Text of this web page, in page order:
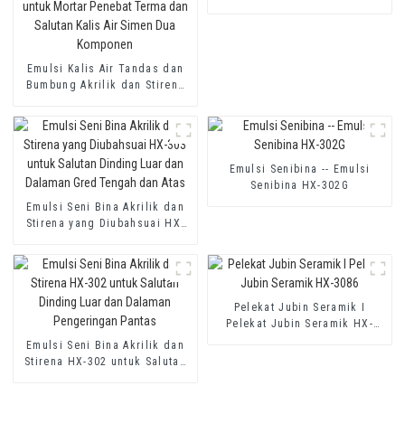
Emulsi Kalis Air Tandas dan
Bumbung Akrilik dan Stirena
Terma dan Salutan Kalis Air
Simen Dua Komponen
Emulsi Seni Bina Akrilik dan
Stirena yang Diubahsuai HX-
Luar dan Dalaman Gred
Tengah dan Atas
Emulsi Senibina -- Emulsi
Senibina HX-302G
Emulsi Seni Bina Akrilik dan
Stirena HX-302 untuk Salutan
Pelekat Jubin Seramik I
Pelekat Jubin Seramik HX-